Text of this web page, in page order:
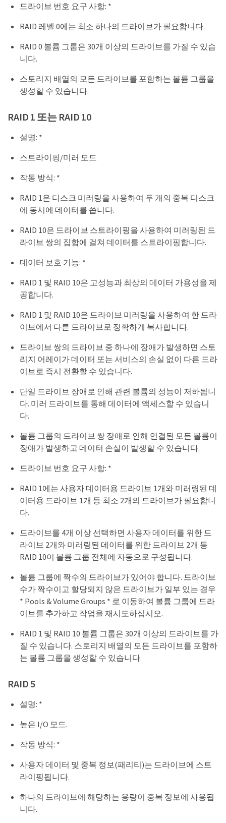
드라이브 번호 요구 사항: *
RAID 레벨 0에는 최소 하나의 드라이브가 필요합니다.
RAID 0 볼륨 그룹은 30개 이상의 드라이브를 가질 수 있습
니다.
스토리지 배열의 모든 드라이브를 포함하는 볼륨 그룹을
생성할 수 있습니다.
RAID 1 또는 RAID 10
설명: *
스트라이핑/미러 모드
작동 방식: *
RAID 1은 디스크 미러링을 사용하여 두 개의 중복 디스크
에 동시에 데이터를 씁니다.
RAID 10은 드라이브 스트라이핑을 사용하여 미러링된 드
라이브 쌍의 집합에 걸쳐 데이터를 스트라이핑합니다.
데이터 보호 기능: *
RAID 1 및 RAID 10은 고성능과 최상의 데이터 가용성을 제
공합니다.
RAID 1 및 RAID 10은 드라이브 미러링을 사용하여 한 드라
이브에서 다른 드라이브로 정확하게 복사합니다.
드라이브 쌍의 드라이브 중 하나에 장애가 발생하면 스토
리지 어레이가 데이터 또는 서비스의 손실 없이 다른 드라
이브로 즉시 전환할 수 있습니다.
단일 드라이브 장애로 인해 관련 볼륨의 성능이 저하됩니
다. 미러 드라이브를 통해 데이터에 액세스할 수 있습니
다.
볼륨 그룹의 드라이브 쌍 장애로 인해 연결된 모든 볼륨이
장애가 발생하고 데이터 손실이 발생할 수 있습니다.
드라이브 번호 요구 사항: *
RAID 1에는 사용자 데이터용 드라이브 1개와 미러링된 데
이터용 드라이브 1개 등 최소 2개의 드라이브가 필요합니
다.
드라이브를 4개 이상 선택하면 사용자 데이터를 위한 드
라이브 2개와 미러링된 데이터를 위한 드라이브 2개 등
RAID 10이 볼륨 그룹 전체에 자동으로 구성됩니다.
볼륨 그룹에 짝수의 드라이브가 있어야 합니다. 드라이브
수가 짝수이고 할당되지 않은 드라이브가 일부 있는 경우
* Pools & Volume Groups * 로 이동하여 볼륨 그룹에 드라
이브를 추가하고 작업을 재시도하십시오.
RAID 1 및 RAID 10 볼륨 그룹은 30개 이상의 드라이브를 가
질 수 있습니다. 스토리지 배열의 모든 드라이브를 포함하
는 볼륨 그룹을 생성할 수 있습니다.
RAID 5
설명: *
높은 I/O 모드.
작동 방식: *
사용자 데이터 및 중복 정보(패리티)는 드라이브에 스트
라이핑됩니다.
하나의 드라이브에 해당하는 용량이 중복 정보에 사용됩
니다.